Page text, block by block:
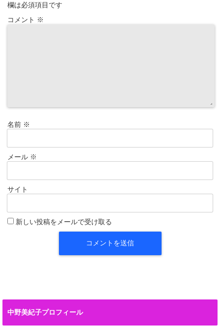
欄は必須項目です
コメント ※
名前 ※
メール ※
サイト
新しい投稿をメールで受け取る
中野美紀子プロフィール